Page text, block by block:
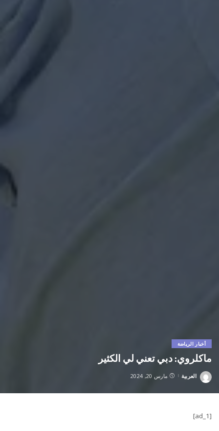
أخبار الرياضة
ماكلروي: دبي تعني لي الكثير
Posted
العربية مارس 20, 2024
[ad_1]